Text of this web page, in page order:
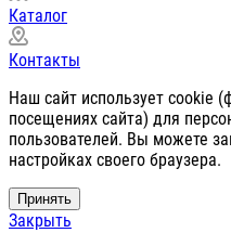
Каталог
Контакты
Наш сайт использует
посещениях сайта) для
пользователей. Вы можете
настройках своего браузера.
Принять
Закрыть